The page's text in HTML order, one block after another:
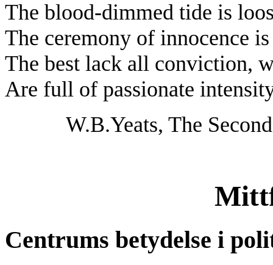
The blood-dimmed tide is
The ceremony of innocence
The best lack all conviction,
Are full of passionate
W.B.Yeats, The
Centrums betydelse i